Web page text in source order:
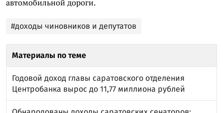
автомобильной дороги.
#доходы чиновников и депутатов
Материалы по теме
Годовой доход главы саратовского отделения
Центробанка вырос до 11,77 миллиона рублей